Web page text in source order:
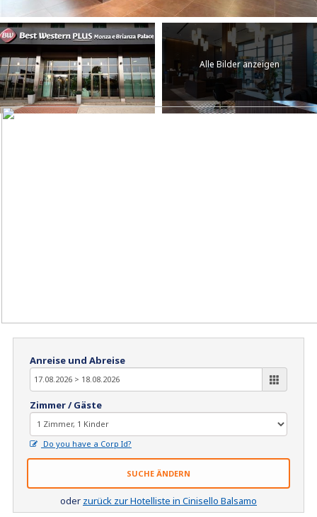
Alle Bilder anzeigen
Anreise und Abreise
Zimmer / Gäste
Do you have a Corp Id?
SUCHE ÄNDERN
oder zurück zur Hotelliste in Cinisello Balsamo